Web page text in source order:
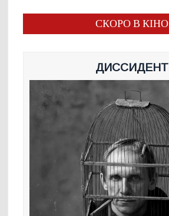
СКОРО В КІНО
ДИССИДЕНТ